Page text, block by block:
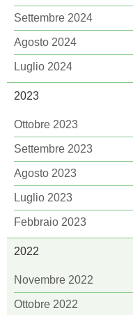
Settembre 2024
Agosto 2024
Luglio 2024
2023
Ottobre 2023
Settembre 2023
Agosto 2023
Luglio 2023
Febbraio 2023
2022
Novembre 2022
Ottobre 2022